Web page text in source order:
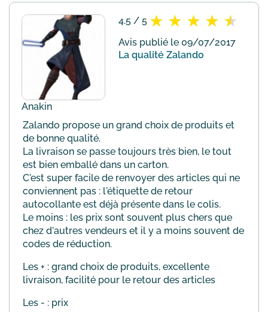
Anakin
4.5 / 5
Avis publié le 09/07/2017
La qualité Zalando
Zalando propose un grand choix de produits et
de bonne qualité.
La livraison se passe toujours très bien, le tout
est bien emballé dans un carton.
C'est super facile de renvoyer des articles qui ne
conviennent pas : l'étiquette de retour
autocollante est déjà présente dans le colis.
Le moins : les prix sont souvent plus chers que
chez d'autres vendeurs et il y a moins souvent de
codes de réduction.
Les + : grand choix de produits, excellente
livraison, facilité pour le retour des articles
Les - : prix